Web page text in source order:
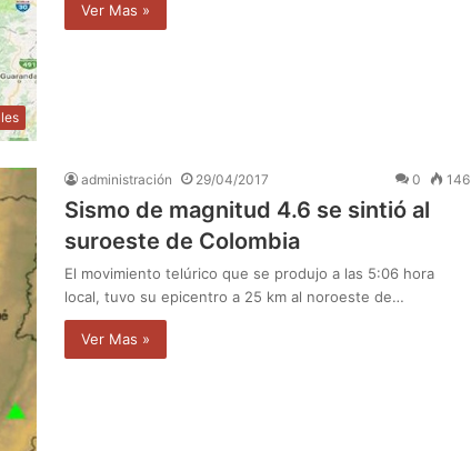
Ver Mas »
administración 29/04/2017 0 146
Sismo de magnitud 4.6 se sintió al
suroeste de Colombia
El movimiento telúrico que se produjo a las 5:06 hora
local, tuvo su epicentro a 25 km al noroeste de…
Ver Mas »